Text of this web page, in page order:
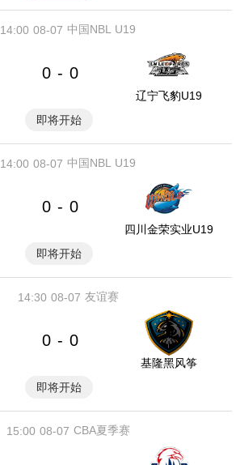
08-07
14:00 中国NBL U19
0 - 0
辽宁飞豹U19
即将开始
08-07
14:00 中国NBL U19
0 - 0
四川金荣实业U19
即将开始
08-07
14:30 友谊赛
0 - 0
基隆黑风筝
即将开始
08-07
15:00 CBA夏季赛